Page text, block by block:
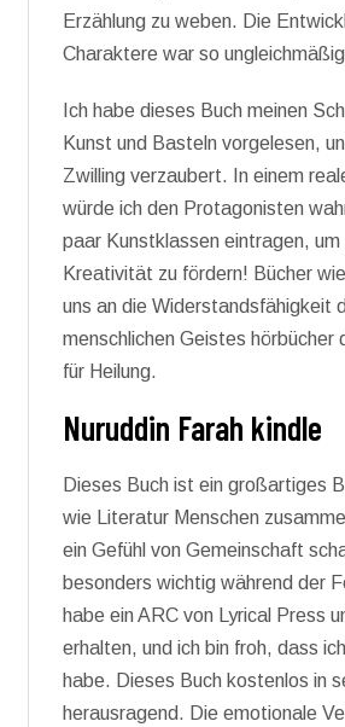
Erzählung zu weben. Die
Charaktere war so
Ich habe dieses Buch meinen
Kunst und Basteln vorgelesen,
Zwilling verzaubert. In einem
würde ich den Protagonisten
paar Kunstklassen eintragen, um
Kreativität zu fördern! Bücher
uns an die Widerstandsfähigkeit
menschlichen Geistes hörbücher
für Heilung.
Nuruddin Farah kindle
Dieses Buch ist ein großartiges
wie Literatur Menschen
ein Gefühl von Gemeinschaft
besonders wichtig während der
habe ein ARC von Lyrical Press
erhalten, und ich bin froh, dass
habe. Dieses Buch kostenlos in
herausragend. Die emotionale